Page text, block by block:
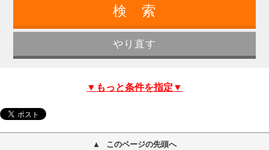
▼もっと条件を指定▼
このページの先頭へ